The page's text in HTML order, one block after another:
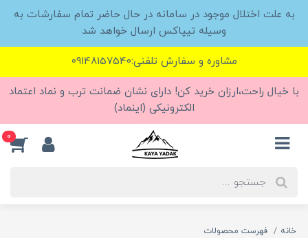
به علت اختلال موجود در سامانه در حال حاضر تمام سفارشات به
وسیله تیپاکس ارسال خواهد شد
مشاوره و سفارش تلفنی:09148157540
با خیال راحت،ارزان خرید کن! دارای نشان ضمانت ترب و نماد اعتماد
الکترونیکی (اینماد)
0
خانه
فهرست محصولات